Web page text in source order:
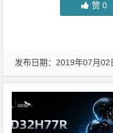
赞 0
发布日期：2019年07月